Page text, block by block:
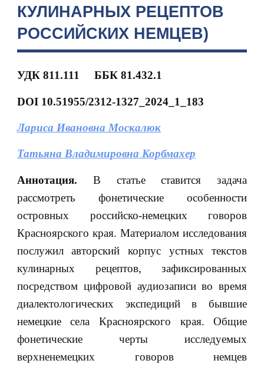
КУЛИНАРНЫХ РЕЦЕПТОВ
РОССИЙСКИХ НЕМЦЕВ)
УДК 811.111 ББК 81.432.1
DOI 10.51955/2312-1327_2024_1_183
Лариса Ивановна Москалюк
Татьяна Владимировна Корбмахер
Аннотация. В статье ставится задача
рассмотреть фонетические особенности
островных российско-немецких говоров
Красноярского края. Материалом исследования
послужил авторский корпус устных текстов
кулинарных рецептов, зафиксированных
посредством цифровой аудиозаписи во время
диалектологических экспедиций в бывшие
немецкие села Красноярского края. Общие
фонетические черты исследуемых
верхненемецких говоров немцев